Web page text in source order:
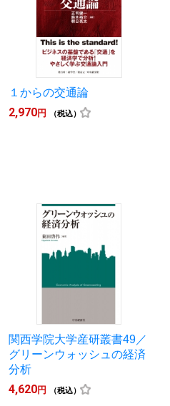
１からの交通論
2,970円 （税込）
関西学院大学産研叢書49／
グリーンウォッシュの経済
分析
4,620円 （税込）